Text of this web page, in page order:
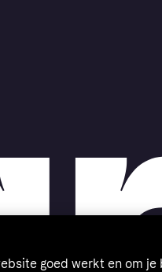
goed werkt en om je